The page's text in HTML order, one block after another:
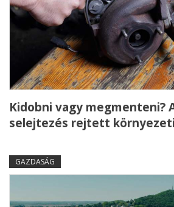
Kidobni vagy megmenteni?
selejtezés rejtett
GAZDASÁG